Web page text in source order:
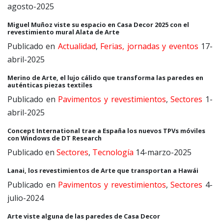
agosto-2025
Miguel Muñoz viste su espacio en Casa Decor 2025 con el
revestimiento mural Alata de Arte
Publicado en Actualidad, Ferias, jornadas y eventos 17-
abril-2025
Merino de Arte, el lujo cálido que transforma las paredes en
auténticas piezas textiles
Publicado en Pavimentos y revestimientos,Sectores 1-
abril-2025
Concept International trae a España los nuevos TPVs móviles
con Windows de DT Research
Publicado en Sectores, Tecnología 14-marzo-2025
Lanai, los revestimientos de Arte que transportan a Hawái
Publicado en Pavimentos y revestimientos,Sectores 4-
julio-2024
Arte viste alguna de las paredes de Casa Decor